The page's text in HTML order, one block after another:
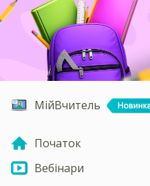
МійВчитель
Початок
Вебінари